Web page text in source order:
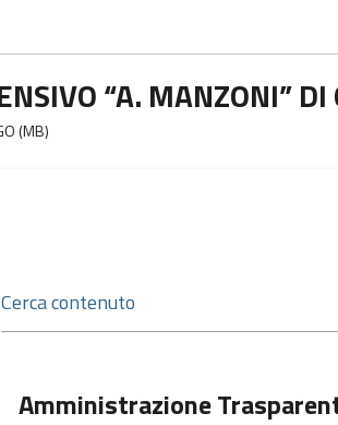
“A. MANZONI” DI
(MB)
Amministrazione